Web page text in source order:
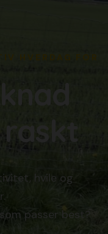
hvile og
passer best?